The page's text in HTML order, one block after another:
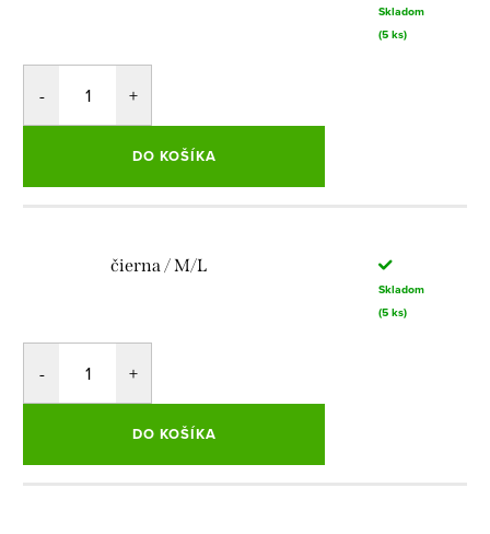
Skladom
(5 ks)
DO KOŠÍKA
čierna / M/L
Skladom
(5 ks)
DO KOŠÍKA